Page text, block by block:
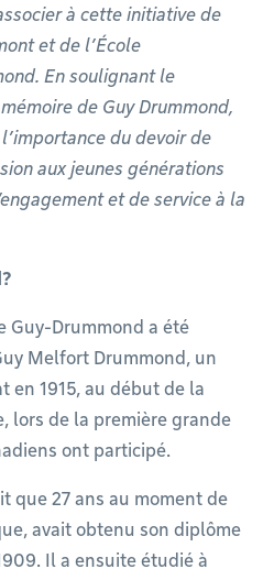
à cette initiative de
et de l’École
En soulignant le
de Guy Drummond,
du devoir de
aux jeunes générations
et de service à la
Guy-Drummond a été
Melfort Drummond, un
en 1915, au début de la
lors de la première grande
ont participé.
que 27 ans au moment de
avait obtenu son diplôme
Il a ensuite étudié à